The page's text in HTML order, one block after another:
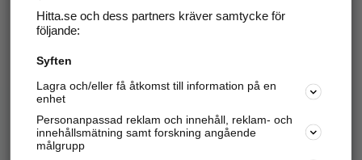
Hitta.se - Gratis nummerupplysning.
Sök företag, personer och platser.
Hitta telefonnummer, adresser, företagsinfo mm.
Hitta.se och dess partners kräver samtycke för
följande:
Syften
Lagra och/eller få åtkomst till information på en
enhet
Personanpassad reklam och innehåll, reklam- och
innehållsmätning samt forskning angående
målgrupp